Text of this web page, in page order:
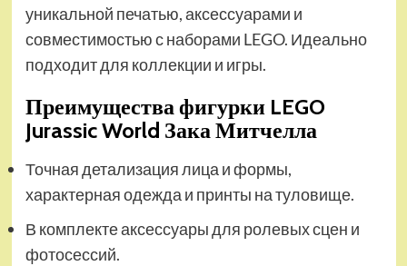
уникальной печатью, аксессуарами и
совместимостью с наборами LEGO. Идеально
подходит для коллекции и игры.
Преимущества фигурки LEGO
Jurassic World Зака Митчелла
Точная детализация лица и формы,
характерная одежда и принты на туловище.
В комплекте аксессуары для ролевых сцен и
фотосессий.